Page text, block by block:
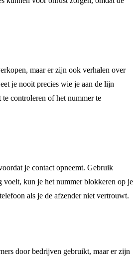
maar er zijn ook verhalen over
je nooit precies wie je aan de lijn
controleren of het nummer te
je contact opneemt. Gebruik
voelt, kun je het nummer blokkeren op je
als je de afzender niet vertrouwt.
door bedrijven gebruikt, maar er zijn